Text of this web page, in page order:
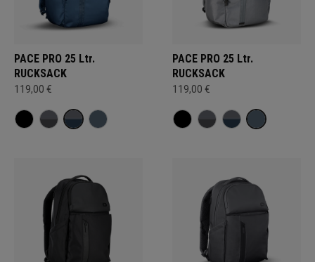
PACE PRO 25 Ltr.
RUCKSACK
119,00 €
PACE PRO 25 Ltr.
RUCKSACK
119,00 €